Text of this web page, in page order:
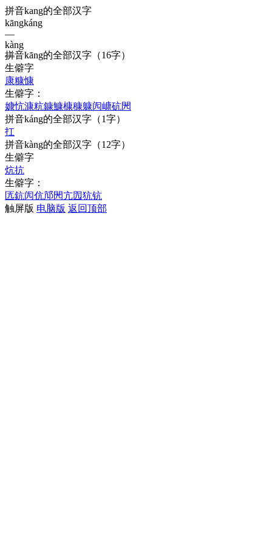
拼音kang的全部汉字
kāngkáng
—
kàng
—
拼音kāng的全部汉字 （16字）
生僻字
康糠慷
生僻字：
嫝忼漮粇鏮鱇槺穅躿闶嵻砊閌
拼音káng的全部汉字 （1字）
扛
拼音kàng的全部汉字 （12字）
生僻字
炕抗
生僻字：
匟鈧闶伉邟閌亢囥犺钪
触屏版 电脑版 返回顶部